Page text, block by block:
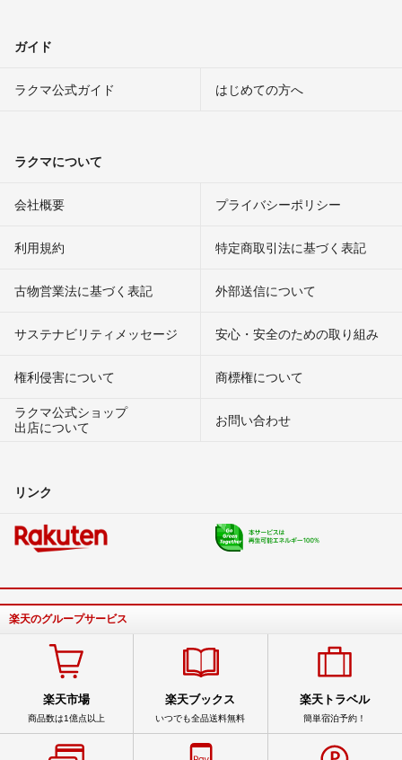
ガイド
ラクマ公式ガイド はじめての方へ
ラクマについて
会社概要 プライバシーポリシー
利用規約 特定商取引法に基づく表記
古物営業法に基づく表記 外部送信について
サステナビリティメッセージ 安心・安全のための取り組み
権利侵害について
商標権について
ラクマ公式ショップ
出店について
お問い合わせ
リンク
楽天のグループサービス
楽天市場
商品数は1億点以上
楽天ブックス
いつでも全品送料無料
楽天トラベル
簡単宿泊予約！